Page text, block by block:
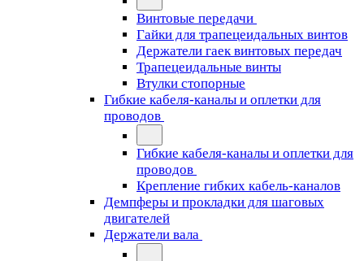
Винтовые передачи
Гайки для трапецеидальных винтов
Держатели гаек винтовых передач
Трапецеидальные винты
Втулки стопорные
Гибкие кабеля-каналы и оплетки для
проводов
Гибкие кабеля-каналы и оплетки для
проводов
Крепление гибких кабель-каналов
Демпферы и прокладки для шаговых
двигателей
Держатели вала